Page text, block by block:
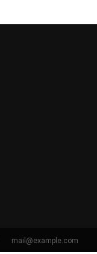
mail@example.com